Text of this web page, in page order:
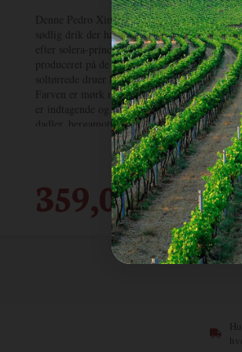
Denne Pedro Ximénez er en naturlig
sødlig drik der har lageret i 25 år
efter solera-princippet. Den er
produceret på de overmodne, og
soltørrede druer Pedro Ximénez.
Farven er mørk rubinrød og duften
er indtagende og fyldt med rosin,
dadler, bergamotte og et blødt hint af
359,00DKK / fl.